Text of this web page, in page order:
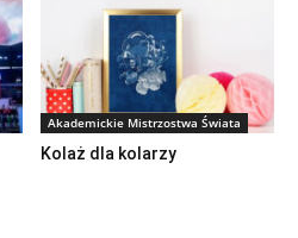
Akademickie Mistrzostwa Świata
Kolaż dla kolarzy